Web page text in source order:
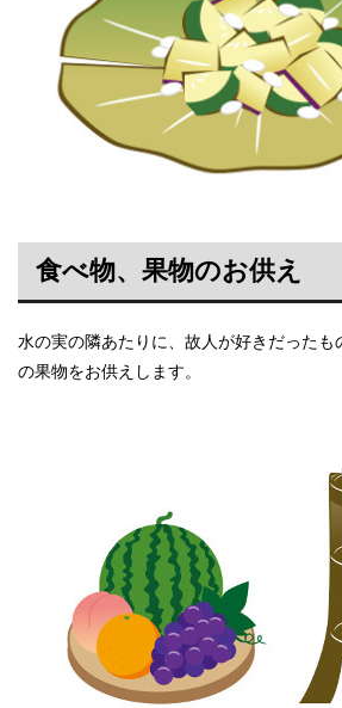
食べ物、果物のお供え
水の実の隣あたりに、故人が好きだったも
の果物をお供えします。